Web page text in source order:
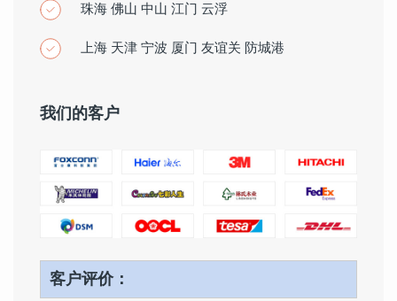
珠海 佛山 中山 江门 云浮
上海 天津 宁波 厦门 友谊关 防城港
我们的客户
客户评价：